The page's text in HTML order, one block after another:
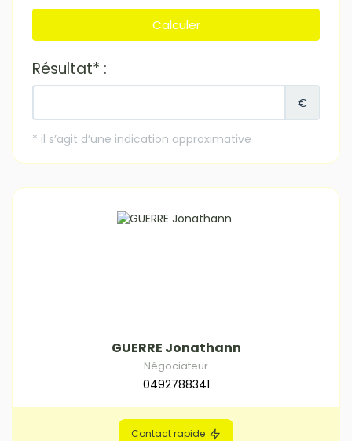
GUERRE Jonathann
Négociateur
0492788341
Contact rapide